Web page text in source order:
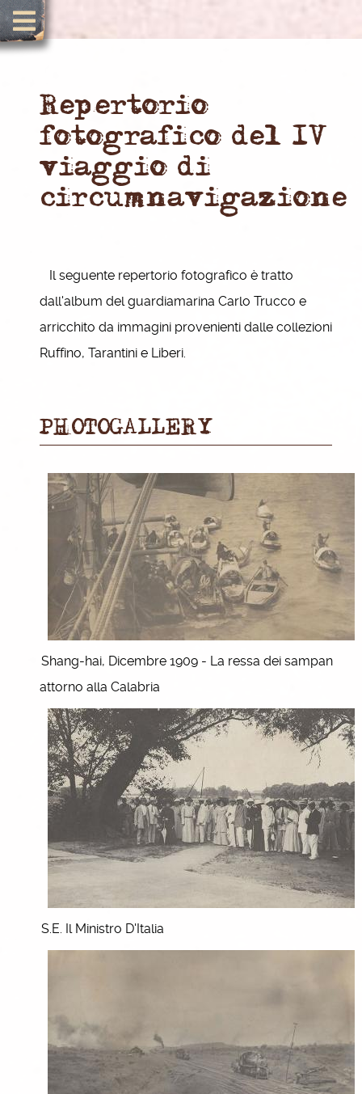
Repertorio
fotografico del IV
viaggio di
circumnavigazione
Il seguente repertorio fotografico è tratto
dall'album del guardiamarina Carlo Trucco e
arricchito da immagini provenienti dalle collezioni
Ruffino, Tarantini e Liberi.
PHOTOGALLERY
Shang-hai, Dicembre 1909 - La ressa dei sampan
attorno alla Calabria
S.E. Il Ministro D'Italia